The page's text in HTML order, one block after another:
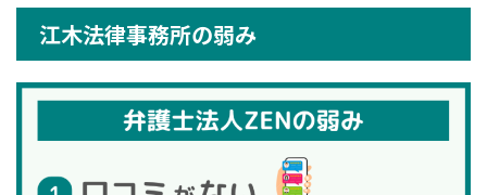
江木法律事務所の弱み